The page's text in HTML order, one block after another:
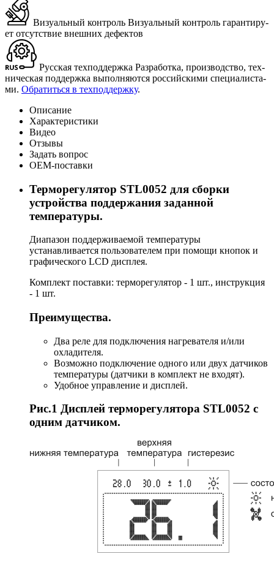
Визуальный контроль Ви­зу­аль­ный кон­троль га­ран­ти­ру­
ет от­сут­ствие внеш­них де­фек­тов
Русская техподдержка Раз­ра­бот­ка, про­из­вод­ство, тех­
ни­че­ская под­держ­ка вы­пол­ня­ют­ся рос­сий­ски­ми спе­ци­а­ли­ста­
ми. Об­ра­тить­ся в тех­под­держ­ку.
Описание
Характеристики
Видео
Отзывы
Задать вопрос
ОЕМ-поставки
Терморегулятор STL0052 для сборки
устройства поддержания заданной
температуры.
Диапазон поддерживаемой температуры
устанавливается пользователем при помощи кнопок и
графического LCD дисплея.
Комплект поставки: терморегулятор - 1 шт., инструкция
- 1 шт.
Преимущества.
Два реле для подключения нагревателя и/или
охладителя.
Возможно подключение одного или двух датчиков
температуры (датчики в комплект не входят).
Удобное управление и дисплей.
Рис.1 Дисплей терморегулятора STL0052 с
одним датчиком.